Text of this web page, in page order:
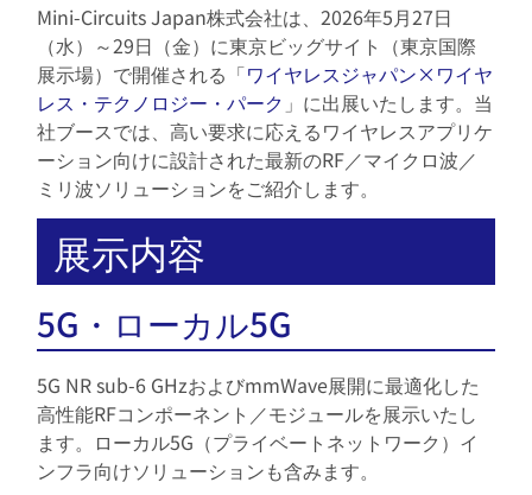
Mini-Circuits Japan株式会社は、2026年5月27日
（水） ～29日（金） に東京ビッグサイト（東京国際
展示場）で開催される「ワイヤレスジャパン×ワイヤ
レス・テクノロジー・パーク 」に出展いたします。当
社ブースでは、高い要求に応えるワイヤレスアプリケ
ーション向けに設計された最新のRF／マイクロ波／
ミリ波ソリューションをご紹介します。
展示内容
5G・ローカル5G
5G NR sub-6 GHzおよびmmWave展開に最適化した
高性能RFコンポーネント／モジュールを展示いたし
ます。ローカル5G（プライベートネットワーク）イ
ンフラ向けソリューションも含みます。